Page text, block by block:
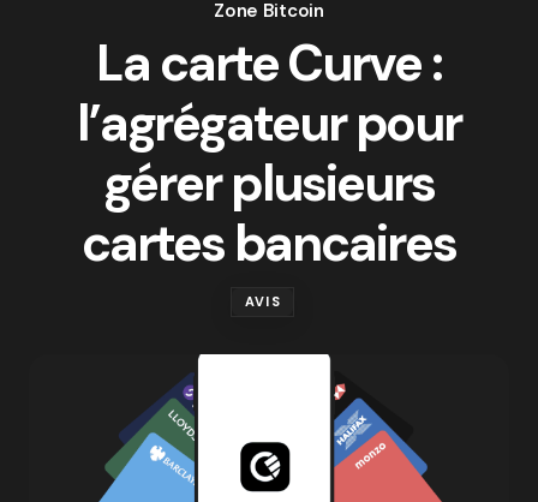
Zone Bitcoin
La carte Curve :
l’agrégateur pour
gérer plusieurs
cartes bancaires
AVIS